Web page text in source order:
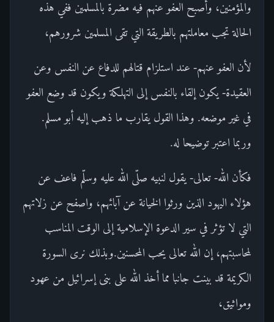
والمؤمنين، وأصبح العفو عنهم فيه مضرة بالمسلمين ففي هذه
الحالة تجب معاملتهم بالطريقة التي تقى المسلمين شرورهم،
لأن العفو عنهم- عند استلزام قتالهم للدفاع عن النفس وعن
العقيدة- يكون إلقاء بالنفس إلى التهلكة ويكون قد وضع العفو
في غير موضعه. وهذا القول يقارب ما ذهب إليه أبو مسلم.
وربما اعتبر توضيحا له.
فكأن الله- تعالى- يقول لنبيه صلّى الله عليه وسلّم فاعف عن
هؤلاء اليهود الذين ورثوا الخيانة عن آبائهم، واصفح عن زلاتهم
التي لا تؤثر في سير الدعوة الإسلامية إلى الوقت المناسب
لمحاسبتهم، إن الله تعالى يحب المحسنين.وبذلك نرى السورة
الكريمة قد بينت جانبا مما أخذ الله على بنى إسرائيل من عهود
ومواثيق،